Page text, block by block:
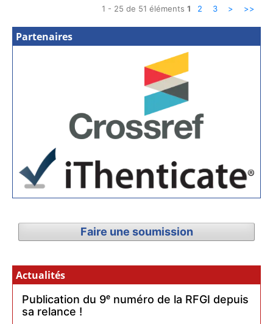
1 - 25 de 51 éléments1 2 3 > >>
Partenaires
Faire une soumission
Actualités
Publication du 9ᵉ numéro de la RFGI depuis
sa relance !